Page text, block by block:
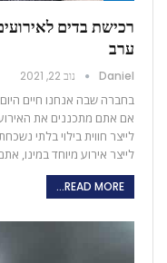
רכישת בדים
ערב
Daniel נוב 22, 2021
בחברה שבה אנחנו חיים
אם אתם מתכננים את
לייצר חווית בילוי בלתי
לייצר אירוע מיוחד במינו,
READ MORE...